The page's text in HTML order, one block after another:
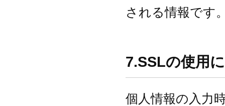
される情報です
7.SSLの使用
個人情報の入力